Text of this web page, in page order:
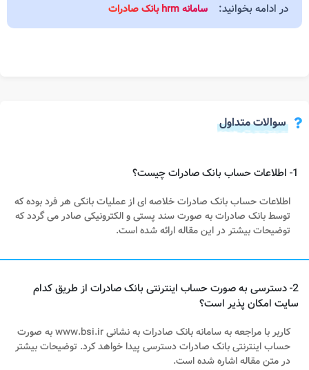
در ادامه بخوانید: سامانه hrm بانک صادرات
سوالات متداول
1- اطلاعات حساب بانک صادرات چیست؟
اطلاعات حساب بانک صادرات خلاصه ای از عملیات بانکی هر فرد بوده که
توسط بانک صادرات به صورت سند پستی و الکترونیکی صادر می گردد که
توضیحات بیشتر در این مقاله ارائه شده است.
2- دسترسی به صورت حساب اینترنتی بانک صادرات از طریق کدام
سایت امکان پذیر است؟
کاربر با مراجعه به سامانه بانک صادرات به نشانی www.bsi.ir به صورت
حساب اینترنتی بانک صادرات دسترسی پیدا خواهد کرد. توضیحات بیشتر
در متن مقاله اشاره شده است.